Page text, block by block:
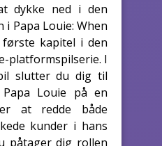
dykke ned i den
Papa Louie: When
første kapitel i den
platformspilserie. I
slutter du dig til
Louie på en
at redde både
kunder i hans
påtager dig rollen